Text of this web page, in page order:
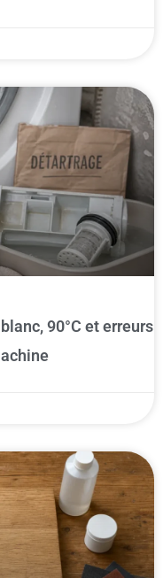
90°C et erreurs